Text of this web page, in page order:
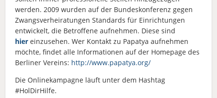
werden. 2009 wurden auf der Bundeskonferenz gegen
Zwangsverheiratungen Standards für Einrichtungen
entwickelt, die Betroffene aufnehmen. Diese sind
hier einzusehen. Wer Kontakt zu Papatya aufnehmen
möchte, findet alle Informationen auf der Homepage des
Berliner Vereins: http://www.papatya.org/
Die Onlinekampagne läuft unter dem Hashtag
#HolDirHilfe.